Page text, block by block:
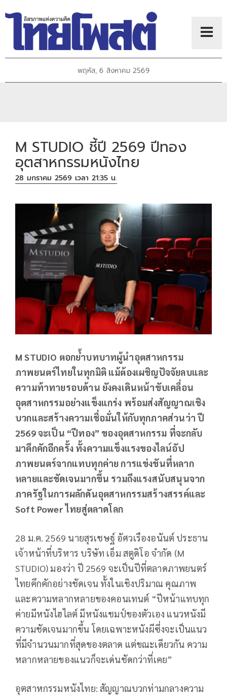
พฤหัส, 6 สิงหาคม 2569
M STUDIO ชี้ปี 2569 ปีทอง
อุตสาหกรรมหนังไทย
28 มกราคม 2569 เวลา 21:35 น.
M STUDIO ตอกย้ำบทบาทผู้นำอุตสาหกรรม
ภาพยนตร์ไทยในทุกมิติ แม้ต้องเผชิญปัจจัยลบและ
ความท้าทายรอบด้าน ยังคงเดินหน้าขับเคลื่อน
อุตสาหกรรมอย่างแข็งแกร่ง พร้อมส่งสัญญาณเชิง
บวกและสร้างความเชื่อมั่นให้กับทุกภาคส่วนว่า ปี
2569 จะเป็น “ปีทอง” ของอุตสาหกรรม ที่จะกลับ
มาคึกคักอีกครั้ง ทั้งความแข็งแรงของไลน์อัป
ภาพยนตร์จากแทบทุกค่าย การแข่งขันที่หลาก
หลายและชัดเจนมากขึ้น รวมถึงแรงสนับสนุนจาก
ภาครัฐในการผลักดันอุตสาหกรรมสร้างสรรค์และ
Soft Power ไทยสู่ตลาดโลก
28 ม.ค. 2569 นายสุรเชษฐ์ อัศวเรืองอนันต์ ประธาน
เจ้าหน้าที่บริหาร บริษัท เอ็ม สตูดิโอ จำกัด (M
STUDIO) มองว่า ปี 2569 จะเป็นปีที่ตลาดภาพยนตร์
ไทยคึกคักอย่างชัดเจน ทั้งในเชิงปริมาณ คุณภาพ
และความหลากหลายของคอนเทนต์ “ปีหน้าแทบทุก
ค่ายมีหนังไฮไลต์ มีหนังแชมป์ของตัวเอง แนวหนังมี
ความชัดเจนมากขึ้น โดยเฉพาะหนังผีซึ่งจะเป็นแนว
ที่มีจำนวนมากที่สุดของตลาด แต่ขณะเดียวกัน ความ
หลากหลายของแนวก็จะเด่นชัดกว่าที่เคย”
อุตสาหกรรมหนังไทย: สัญญาณบวกท่ามกลางความ